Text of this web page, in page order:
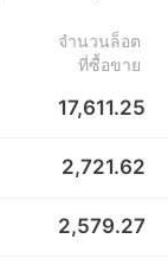
จำนวนล็อต
ที่ซื้อขาย
17,611.25
2,721.62
2,579.27